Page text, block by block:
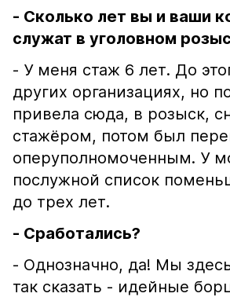
- Сколько лет вы и ваши
служат в уголовном
- У меня стаж 6 лет. До
других организациях, но
привела сюда, в розыск,
стажёром, потом был
оперуполномоченным. У
послужной список
до трех лет.
- Сработались?
- Однозначно, да! Мы
так сказать - идейные